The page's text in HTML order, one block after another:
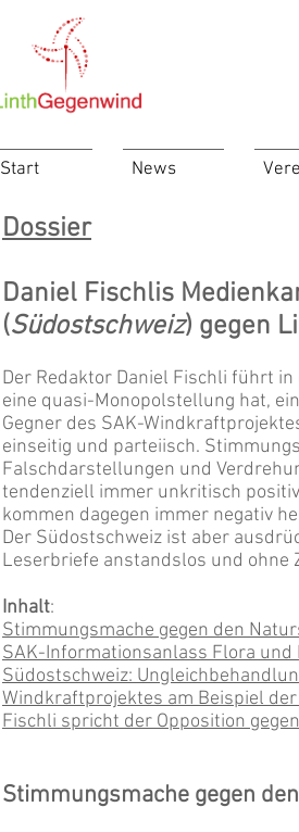
Start News
Dossier
Daniel Fischlis
(Südostschweiz) gegen
Der Redaktor Daniel Fischli führt
eine quasi-Monopolstellung hat,
Gegner des SAK-
einseitig und parteiisch.
Falschdarstellungen und
tendenziell immer unkritisch
kommen dagegen immer negativ
Der Südostschweiz ist aber
Leserbriefe anstandslos und ohne
Inhalt:
Stimmungsmache gegen den
SAK-Informationsanlass Flora und
Südostschweiz:
Windkraftprojektes am Beispiel
Fischli spricht der Opposition
Stimmungsmache gegen